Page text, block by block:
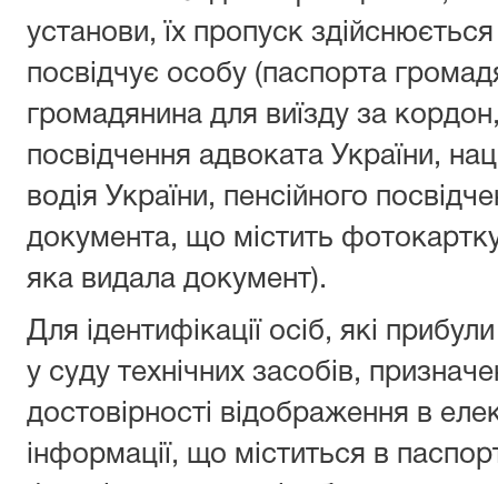
установи, їх пропуск
посвідчує особу (паспорта
громадянина для виїзду за
посвідчення адвоката України,
водія України, пенсійного
документа, що містить
яка видала документ).
Для ідентифікації осіб, які
у суду технічних засобів,
достовірності відображення в
інформації, що міститься в